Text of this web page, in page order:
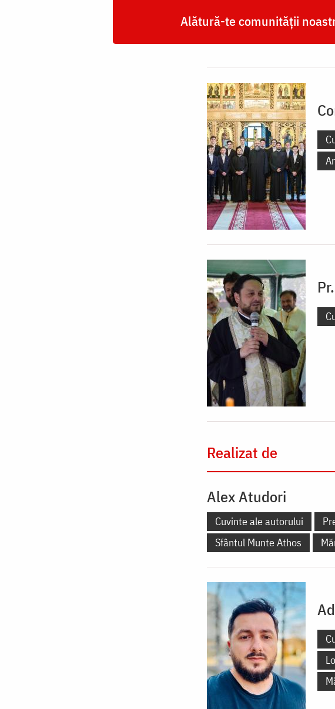
Alătură-te comunității
Realizat de
Alex Atudori
Cuvinte ale autorului
Sfântul Munte Athos